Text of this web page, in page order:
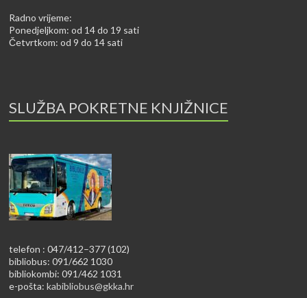
Radno vrijeme:
Ponedjeljkom: od 14 do 19 sati
Četvrtkom: od 9 do 14 sati
SLUŽBA POKRETNE KNJIŽNICE
telefon : 047/412–377 (102)
bibliobus: 091/662 1030
bibliokombi: 091/462 1031
e-pošta:kabibliobus@gkka.hr